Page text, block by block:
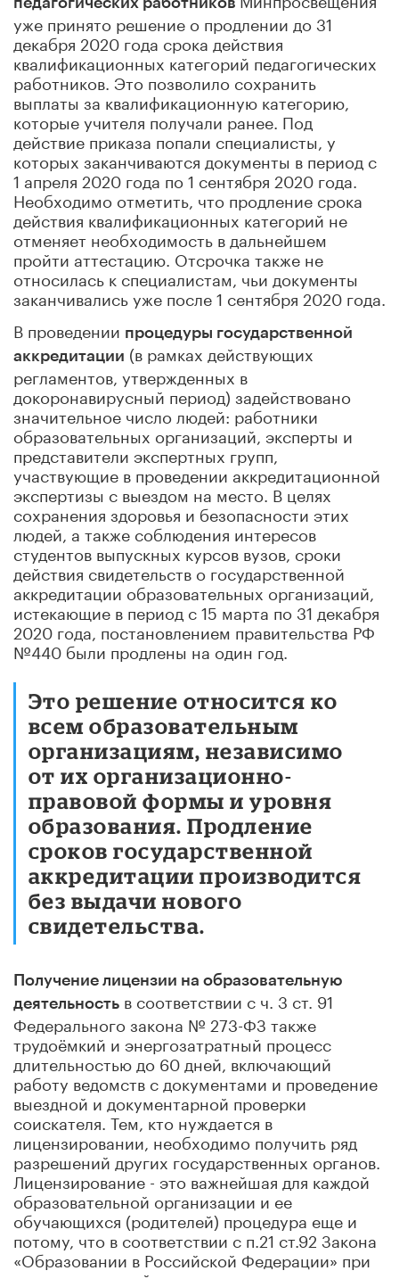
уже принято решение о продлении до 31
декабря 2020 года срока действия
квалификационных категорий педагогических
работников. Это позволило сохранить
выплаты за квалификационную категорию,
которые учителя получали ранее. Под
действие приказа попали специалисты, у
которых заканчиваются документы в период с
1 апреля 2020 года по 1 сентября 2020 года.
Необходимо отметить, что продление срока
действия квалификационных категорий не
отменяет необходимость в дальнейшем
пройти аттестацию. Отсрочка также не
относилась к специалистам, чьи документы
заканчивались уже после 1 сентября 2020 года.
В проведении процедуры государственной
аккредитации (в рамках действующих
регламентов, утвержденных в
докоронавирусный период) задействовано
значительное число людей: работники
образовательных организаций, эксперты и
представители экспертных групп,
участвующие в проведении аккредитационной
экспертизы с выездом на место. В целях
сохранения здоровья и безопасности этих
людей, а также соблюдения интересов
студентов выпускных курсов вузов, сроки
действия свидетельств о государственной
аккредитации образовательных организаций,
истекающие в период с 15 марта по 31 декабря
2020 года, постановлением правительства РФ
№440 были продлены на один год.
Это решение относится ко
всем образовательным
организациям, независимо
от их организационно-
правовой формы и уровня
образования. Продление
сроков государственной
аккредитации производится
без выдачи нового
свидетельства.
Получение лицензии на образовательную
деятельность в соответствии с ч. 3 ст. 91
Федерального закона № 273-ФЗ также
трудоёмкий и энергозатратный процесс
длительностью до 60 дней, включающий
работу ведомств с документами и проведение
выездной и документарной проверки
соискателя. Тем, кто нуждается в
лицензировании, необходимо получить ряд
разрешений других государственных органов.
Лицензирование - это важнейшая для каждой
образовательной организации и ее
обучающихся (родителей) процедура еще и
потому, что в соответствии с п.21 ст.92 Закона
«Образовании в Российской Федерации» при